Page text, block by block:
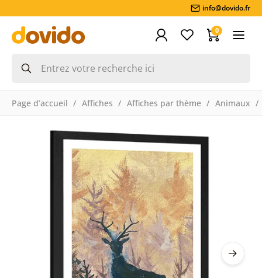
info@dovido.fr
0
Page d’accueil Affiches Affiches par thème Animaux